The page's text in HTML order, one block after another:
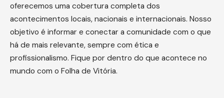
oferecemos uma cobertura completa dos
acontecimentos locais, nacionais e internacionais. Nosso
objetivo é informar e conectar a comunidade com o que
há de mais relevante, sempre com ética e
profissionalismo. Fique por dentro do que acontece no
mundo com o Folha de Vitória.